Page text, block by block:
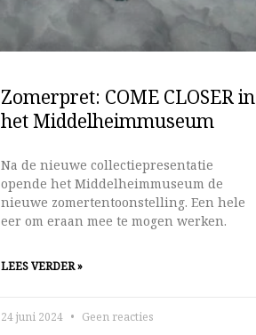
Zomerpret: COME CLOSER in
het Middelheimmuseum
Na de nieuwe collectiepresentatie
opende het Middelheimmuseum de
nieuwe zomertentoonstelling. Een hele
eer om eraan mee te mogen werken.
LEES VERDER »
24 juni 2024 Geen reacties